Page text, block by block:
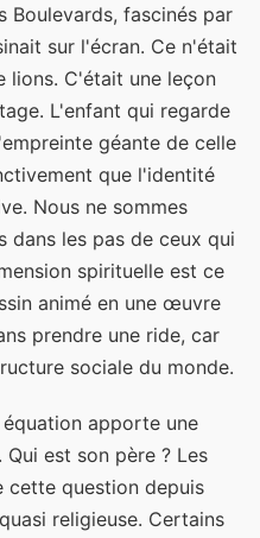
Boulevards, fascinés par
sur l'écran. Ce n'était
lions. C'était une leçon
L'enfant qui regarde
géante de celle
que l'identité
Nous ne sommes
dans les pas de ceux qui
spirituelle est ce
animé en une œuvre
prendre une ride, car
sociale du monde.
apporte une
est son père ? Les
cette question depuis
religieuse. Certains